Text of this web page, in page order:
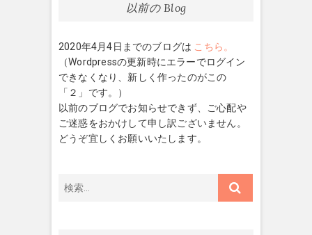
ョ
ン
以前の Blog
2020年4月4日までのブログは こちら。
（Wordpressの更新時にエラーでログイン
できなくなり、新しく作ったのがこの
「２」です。）
以前のブログでお知らせできず、ご心配や
ご迷惑をおかけして申し訳ございません。
どうぞ宜しくお願いいたします。